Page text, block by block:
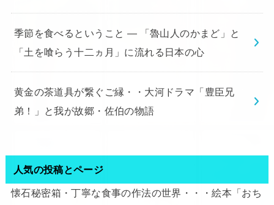
季節を食べるということ ― 「魯山人のかまど」と
「土を喰らう十二ヵ月」に流れる日本の心
黄金の茶道具が繋ぐご縁・・大河ドラマ「豊臣兄
弟！」と我が故郷・佐伯の物語
人気の投稿とページ
懐石秘密箱・丁寧な食事の作法の世界・・・絵本「おち